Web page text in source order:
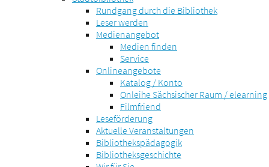
Rundgang durch die Bibliothek
Leser werden
Medienangebot
Medien finden
Service
Onlineangebote
Katalog / Konto
Onleihe Sächsischer Raum / elearning
Filmfriend
Leseförderung
Aktuelle Veranstaltungen
Bibliothekspädagogik
Bibliotheksgeschichte